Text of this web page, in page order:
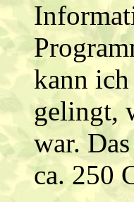
kann
gelingt,
war.
ca. 250